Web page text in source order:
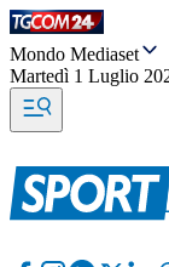
Mondo Mediaset
Martedì 1 Luglio